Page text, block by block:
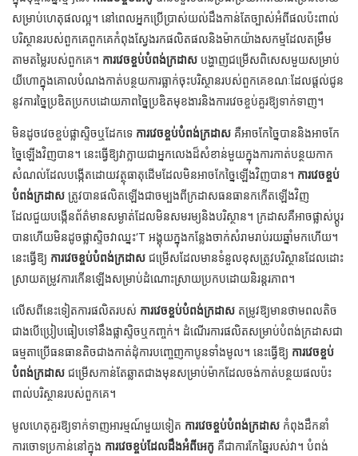
សម្រាប់ហេតុផលល្អ។ នៅពេលអ្នកប្រើប្រាស់យល់ដឹងកាន់តែច្បាស់អំពីផលប៉ះពាល់
បរិស្ថានរបស់ពួកគេពួកគេកំពុងស្វែងរកផលិតផលនិងម៉ាកយ៉ាងសកម្មដែលតម្រឹម
តាមតម្លៃរបស់ពួកគេ។ ការវេចខ្ចប់បំពង់ក្រដាស បង្ហាញជម្រើសពិសេសមួយសម្រាប់
យីហោក្នុងគោលបំណងកាត់បន្ថយការធ្លាក់ចុះបរិស្ថានរបស់ពួកគេខណៈដែលផ្តល់ជូន
នូវការច្នៃប្រឌិតប្រកបដោយភាពច្នៃប្រឌិតមុខងារនិងការវេចខ្ចប់គួរឱ្យទាក់ទាញ។
មិនដូចវេចខ្ចប់ផ្លាស្ទិចឬដែកទេ ការវេចខ្ចប់បំពង់ក្រដាស គឺអាចកែច្នៃបាននិងអាចកែ
ច្នៃឡើងវិញបាន។ នេះធ្វើឱ្យវាក្លាយជាអ្នកលេងដ៏សំខាន់មួយក្នុងការកាត់បន្ថយកាក
សំណល់ដែលបង្កើតដោយវត្ថុធាតុដើមដែលមិនអាចកែច្នៃឡើងវិញបាន។ ការវេចខ្ចប់
បំពង់ក្រដាស ត្រូវបានផលិតឡើងជាចម្បងពីក្រដាសធនធានកកើតឡើងវិញ
ដែលជួយបង្កើនព័ត៌មានសម្ងាត់ដែលមិនសមរម្យនិងបរិស្ថាន។ ក្រដាសគឺអាចផ្លាស់ប្តូរ
បានហើយមិនដូចផ្លាស្ទិចវាឈ្នះ’T អង្គុយក្នុងកន្លែងចាក់សំរាមរាប់រយឆ្នាំមកហើយ។
នេះធ្វើឱ្យ ការវេចខ្ចប់បំពង់ក្រដាស ជម្រើសដែលមានទំនួលខុសត្រូវបរិស្ថានដែលដោះ
ស្រាយតម្រូវការកើនឡើងសម្រាប់ដំណោះស្រាយប្រកបដោយនិរន្តរភាព។
លើសពីនេះទៀតការផលិតរបស់ ការវេចខ្ចប់បំពង់ក្រដាស តម្រូវឱ្យមានថាមពលតិច
ជាងបើប្រៀបធៀបទៅនឹងផ្លាស្ទិចឬកញ្ចក់។ ដំណើរការផលិតសម្រាប់បំពង់ក្រដាសជា
ធម្មតាប្រើធនធានតិចជាងកាត់ដុំការបញ្ចេញកាបូនទាំងមូល។ នេះធ្វើឱ្យ ការវេចខ្ចប់
បំពង់ក្រដាស ជម្រើសកាន់តែឆ្លាតជាងមុនសម្រាប់ម៉ាកដែលចង់កាត់បន្ថយផលប៉ះ
ពាល់បរិស្ថានរបស់ពួកគេ។
មូលហេតុគួរឱ្យទាក់ទាញអារម្មណ៍មួយទៀត ការវេចខ្ចប់បំពង់ក្រដាស កំពុងដឹកនាំ
ការចោទប្រកាន់នៅក្នុង ការវេចខ្ចប់ដែលដឹងអំពីអេកូ គឺជាការកែឆ្នៃរបស់វា។ បំពង់